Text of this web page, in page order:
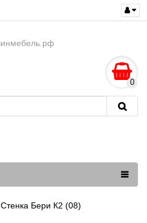
0
Стенка Бери К2 (08)